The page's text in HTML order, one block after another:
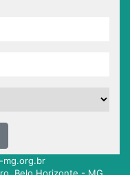
mg.org.br